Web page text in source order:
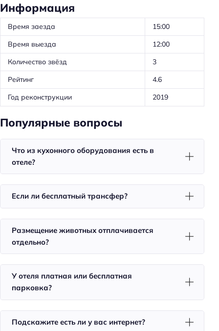
Трансфер: от/до железнодорожного вокзала
Частота уборки: по запросу
Обслуживание номеров
Ускоренная регистрация заезда/отъезда
Проживание с животными
Оборудование для кухни: посуда
Оборудование для кухни: микроволновка
Оборудование для кухни: чайник
Удобства в номерах
Кондиционер в номере
Чай/кофе в номерах
Номера для некурящих
Тапочки
Телевизор в номере
Утюг
Холодильник
Фен
Информация
Время заезда
15:00
Время выезда
12:00
Количество звёзд
3
Рейтинг
4.6
Год реконструкции
2019
Популярные вопросы
Что из кухонного оборудования есть в
отеле?
Если ли бесплатный трансфер?
Размещение животных отплачивается
отдельно?
У отеля платная или бесплатная
парковка?
Подскажите есть ли у вас интернет?